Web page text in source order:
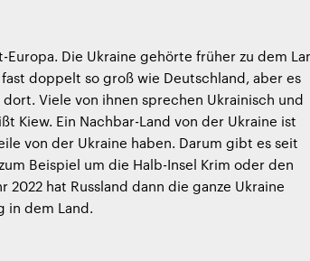
Europa. Die Ukraine gehörte früher zu dem
doppelt so groß wie Deutschland, aber es
Viele von ihnen sprechen Ukrainisch und
Kiew. Ein Nachbar-Land von der Ukraine ist
von der Ukraine haben. Darum gibt es seit
Beispiel um die Halb-Insel Krim oder den
2022 hat Russland dann die ganze Ukraine
in dem Land.